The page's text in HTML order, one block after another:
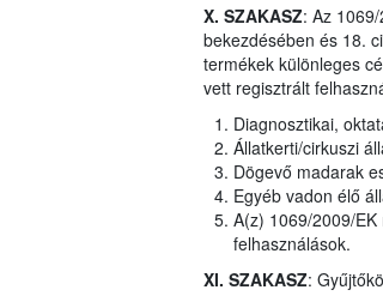
X. SZAKASZ: Az
bekezdésében és 18.
termékek különleges
vett regisztrált
Diagnosztikai,
Állatkerti/cirkuszi
Dögevő madarak
Egyéb vadon élő
A(z) 1069/2009/
felhasználások.
XI. SZAKASZ: